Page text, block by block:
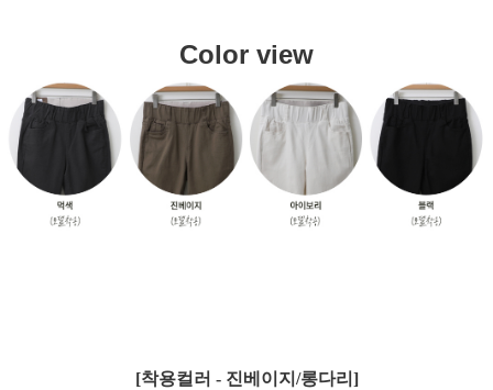
Color view
[착용컬러 - 진베이지/롱다리]